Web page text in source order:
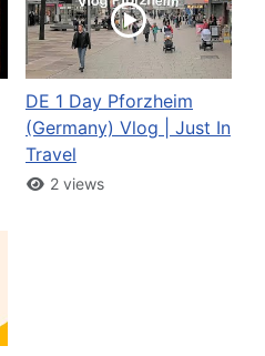
DE 1 Day Pforzheim
(Germany) Vlog | Just In
Travel
2 views